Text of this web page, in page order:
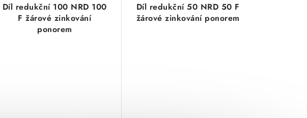
Díl redukční 100 NRD 100
F žárové zinkování
ponorem
Díl redukční 50 NRD 50 F
žárové zinkování ponorem